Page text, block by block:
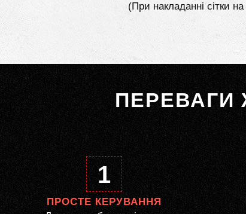
(При накладанні сітки
ПЕРЕВАГИ
1
ПРОСТЕ КЕРУВАННЯ